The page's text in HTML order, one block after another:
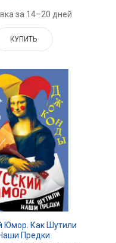
за 14–20 дней
КУПИТЬ
Юмор. Как Шутили
Предки